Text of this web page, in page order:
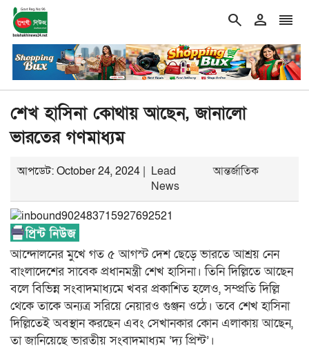
search person reorder
শিরোনাম
রাজনৈতিক চর্চা করা যাবে না, যাতে ফ্যাসিবাদের
শেখ হাসিনা কোথায় আছেন, জানালো
ভারতের গণমাধ্যম
আপডেট: October 24, 2024 | Lead
News
আন্তর্জাতিক
আন্দোলনের মুখে গত ৫ আগস্ট দেশ ছেড়ে ভারতে আশ্রয় নেন
বাংলাদেশের সাবেক প্রধানমন্ত্রী শেখ হাসিনা। তিনি দিল্লিতে আছেন
বলে বিভিন্ন সংবাদমাধ্যমে খবর প্রকাশিত হলেও, সম্প্রতি দিল্লি
থেকে তাকে অন্যত্র সরিয়ে নেয়ারও গুঞ্জন ওঠে। তবে শেখ হাসিনা
দিল্লিতেই অবস্থান করছেন এবং সেখানকার কোন এলাকায় আছেন,
তা জানিয়েছে ভারতীয় সংবাদমাধ্যম ‘দ্য প্রিন্ট’।